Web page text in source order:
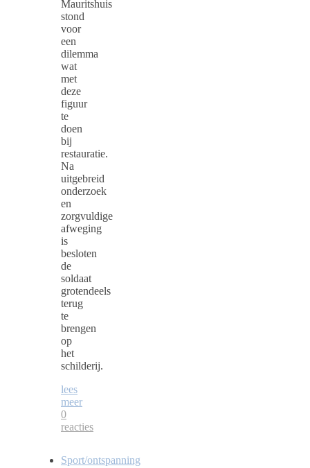
Mauritshuis
stond
voor
een
dilemma
wat
met
deze
figuur
te
doen
bij
restauratie.
Na
uitgebreid
onderzoek
en
zorgvuldige
afweging
is
besloten
de
soldaat
grotendeels
terug
te
brengen
op
het
schilderij.
lees
meer
0
reacties
Sport/ontspanning